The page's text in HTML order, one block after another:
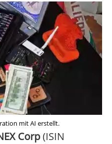
mit AI erstellt.
Corp(ISIN